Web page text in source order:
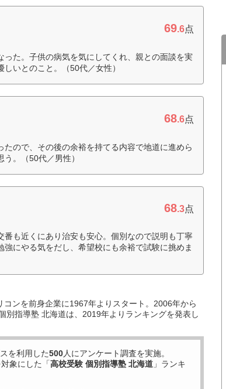
69.6点
た。子供の病気を気にしてくれ、親との面談を実
いとのこと。（50代／女性）
68.6点
ので、その後の余裕を持てる内容で地道に進めら
。（50代／男性）
68.3点
も近くにあり治安も安心。個別なので説明も丁寧
にやる気をだし、希望校にも余裕で試験に挑めま
ンを前身企業に1967年よりスタート。2006年から
別指導塾 北海道は、2019年よりランキングを発表し
を利用した500人にアンケート調査を実施。
象にした「高校受験 個別指導塾 北海道 」ランキ